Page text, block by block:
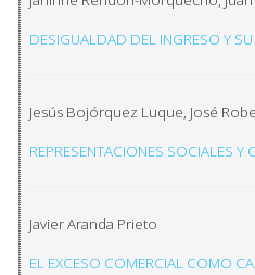
DESIGUALDAD DEL INGRESO Y
Jesús Bojórquez Luque, José
REPRESENTACIONES SOCIALES
Javier Aranda Prieto
EL EXCESO COMERCIAL COMO